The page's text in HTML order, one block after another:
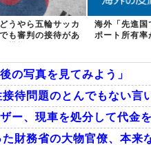
うやら五輪サッカ
も審判の接待があ
海外「先進国
ポート所有率
の写真を見てみよう」
接待問題のとんでもない
ー、現車を処分して代金
財務省の大物官僚、本来